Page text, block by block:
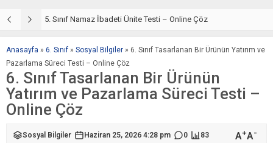
5. Sınıf Namaz İbadeti Ünite Testi – Online Çöz
Anasayfa » 6. Sınıf » Sosyal Bilgiler » 6. Sınıf Tasarlanan Bir Ürünün Yatırım ve
Pazarlama Süreci Testi – Online Çöz
6. Sınıf Tasarlanan Bir Ürünün
Yatırım ve Pazarlama Süreci Testi –
Online Çöz
Sosyal Bilgiler Haziran 25, 2026 4:28 pm 0 83 A+A-